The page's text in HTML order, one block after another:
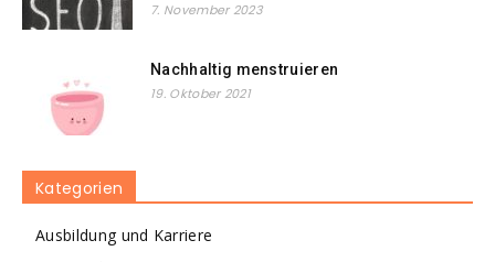
7. November 2023
Nachhaltig menstruieren
19. Oktober 2021
Kategorien
Ausbildung und Karriere